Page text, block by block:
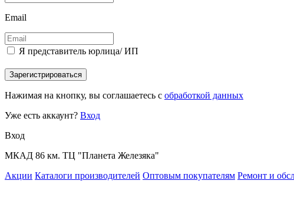
Email
Я представитель юрлица/ ИП
Зарегистрироваться
Нажимая на кнопку, вы соглашаетесь с обработкой данных
Уже есть аккаунт? Вход
Вход
МКАД 86 км. ТЦ "Планета Железяка"
Акции Каталоги производителей Оптовым покупателям Ремонт и